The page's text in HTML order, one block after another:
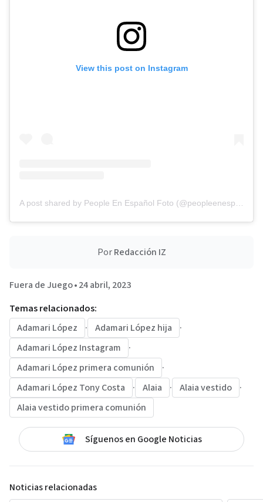
View this post on Instagram
PorRedacción IZ
Fuera de Juego•24 abril, 2023
Temas relacionados:
Adamari López
· Adamari López hija
·
Adamari López Instagram
·
Adamari López primera comunión
·
Adamari López Tony Costa
· Alaia · Alaia vestido
·
Alaia vestido primera comunión
Síguenos en Google Noticias
Noticias relacionadas